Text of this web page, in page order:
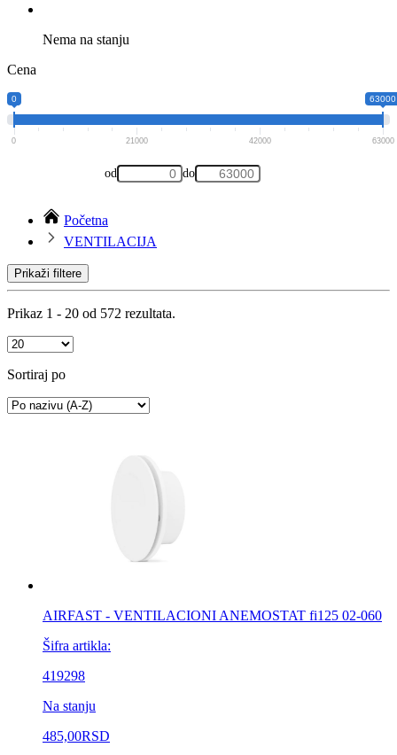
Nema na stanju
Cena
0 63000
0 21000 42000 63000
od do
Početna
VENTILACIJA
Prikaži filtere
Prikaz 1 - 20 od 572 rezultata.
Sortiraj po
AIRFAST - VENTILACIONI ANEMOSTAT fi125 02-060
Šifra artikla:
419298
Na stanju
485,00RSD